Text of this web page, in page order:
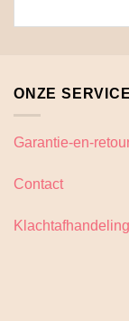
ONZE SERVICE
Garantie-en-
Contact
Klachtafhandeling